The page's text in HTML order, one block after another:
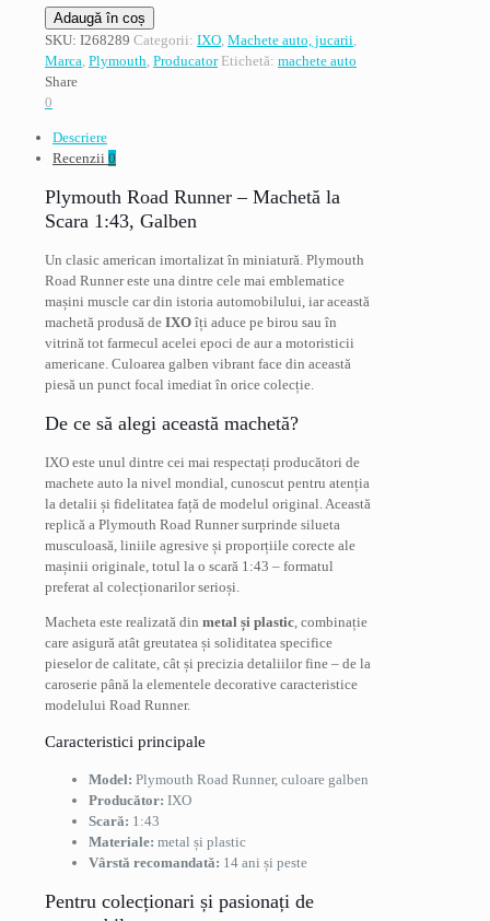
Cantitate
Plymouth
Road
runner,
galben,
1:43
Adaugă în coș
SKU: I268289 Categorii: IXO, Machete auto, jucarii,
Marca, Plymouth, Producator Etichetă: machete auto
Share
0
Descriere
Recenzii 0
Plymouth Road Runner – Machetă la
Scara 1:43, Galben
Un clasic american imortalizat în miniatură. Plymouth
Road Runner este una dintre cele mai emblematice
mașini muscle car din istoria automobilului, iar această
machetă produsă de IXO îți aduce pe birou sau în
vitrină tot farmecul acelei epoci de aur a motoristicii
americane. Culoarea galben vibrant face din această
piesă un punct focal imediat în orice colecție.
De ce să alegi această machetă?
IXO este unul dintre cei mai respectați producători de
machete auto la nivel mondial, cunoscut pentru atenția
la detalii și fidelitatea față de modelul original. Această
replică a Plymouth Road Runner surprinde silueta
musculoasă, liniile agresive și proporțiile corecte ale
mașinii originale, totul la o scară 1:43 – formatul
preferat al colecționarilor serioși.
Macheta este realizată din metal și plastic , combinație
care asigură atât greutatea și soliditatea specifice
pieselor de calitate, cât și precizia detaliilor fine – de la
caroserie până la elementele decorative caracteristice
modelului Road Runner.
Caracteristici principale
Model: Plymouth Road Runner, culoare galben
Producător: IXO
Scară: 1:43
Materiale: metal și plastic
Vârstă recomandată: 14 ani și peste
Pentru colecționari și pasionați de